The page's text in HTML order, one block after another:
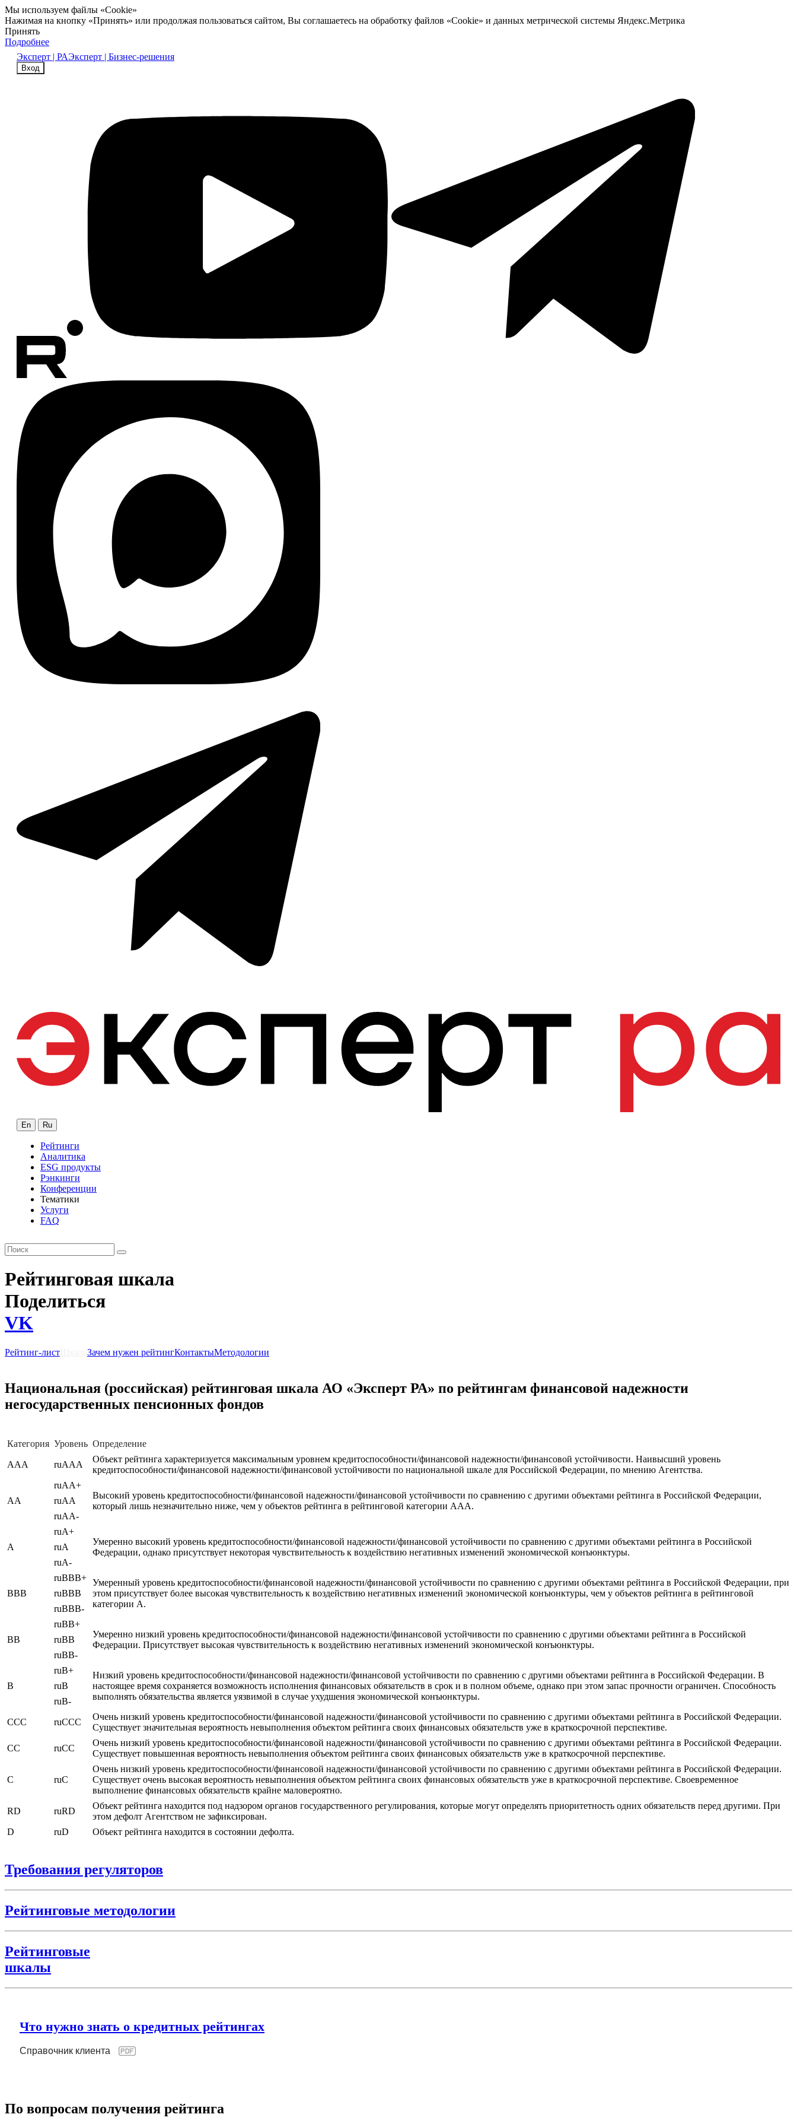
Мы используем файлы «Cookie»
Нажимая на кнопку «Принять» или продолжая пользоваться сайтом, Вы соглашаетесь на обработку файлов «Cookie» и данных метрической системы Яндекс.Метрика
Принять
Подробнее
Эксперт | РАЭксперт | Бизнес-решения
Вход
En Ru
Рейтинги
Аналитика
ESG продукты
Рэнкинги
Конференции
Тематики
Услуги
FAQ
Рейтинговая шкала
Поделиться
VK
Рейтинг-лист Зачем нужен рейтингКонтактыМетодологии
Национальная (российская) рейтинговая шкала АО «Эксперт РА» по рейтингам финансовой надежности
негосударственных пенсионных фондов
Категория Уровень Определение
AAA ruAAA
Объект рейтинга характеризуется максимальным уровнем кредитоспособности/финансовой надежности/финансовой устойчивости. Наивысший уровень
кредитоспособности/финансовой надежности/финансовой устойчивости по национальной шкале для Российской Федерации, по мнению Агентства.
AA
ruAA+
Высокий уровень кредитоспособности/финансовой надежности/финансовой устойчивости по сравнению с другими объектами рейтинга в Российской Федерации,
который лишь незначительно ниже, чем у объектов рейтинга в рейтинговой категории AAA.
ruAA
ruAA-
A
ruA+
Умеренно высокий уровень кредитоспособности/финансовой надежности/финансовой устойчивости по сравнению с другими объектами рейтинга в Российской
Федерации, однако присутствует некоторая чувствительность к воздействию негативных изменений экономической конъюнктуры.
ruA
ruA-
BBB
ruBBB+ Умеренный уровень кредитоспособности/финансовой надежности/финансовой устойчивости по сравнению с другими объектами рейтинга в Российской Федерации, при
этом присутствует более высокая чувствительность к воздействию негативных изменений экономической конъюнктуры, чем у объектов рейтинга в рейтинговой
категории A.
ruBBB
ruBBB-
BB
ruBB+
Умеренно низкий уровень кредитоспособности/финансовой надежности/финансовой устойчивости по сравнению с другими объектами рейтинга в Российской
Федерации. Присутствует высокая чувствительность к воздействию негативных изменений экономической конъюнктуры.
ruBB
ruBB-
B
ruB+
Низкий уровень кредитоспособности/финансовой надежности/финансовой устойчивости по сравнению с другими объектами рейтинга в Российской Федерации. В
настоящее время сохраняется возможность исполнения финансовых обязательств в срок и в полном объеме, однако при этом запас прочности ограничен. Способность
выполнять обязательства является уязвимой в случае ухудшения экономической конъюнктуры.
ruB
ruB-
CCC ruCCC
Очень низкий уровень кредитоспособности/финансовой надежности/финансовой устойчивости по сравнению с другими объектами рейтинга в Российской Федерации.
Существует значительная вероятность невыполнения объектом рейтинга своих финансовых обязательств уже в краткосрочной перспективе.
CC ruCC
Очень низкий уровень кредитоспособности/финансовой надежности/финансовой устойчивости по сравнению с другими объектами рейтинга в Российской Федерации.
Существует повышенная вероятность невыполнения объектом рейтинга своих финансовых обязательств уже в краткосрочной перспективе.
C ruC
Очень низкий уровень кредитоспособности/финансовой надежности/финансовой устойчивости по сравнению с другими объектами рейтинга в Российской Федерации.
Существует очень высокая вероятность невыполнения объектом рейтинга своих финансовых обязательств уже в краткосрочной перспективе. Своевременное
выполнение финансовых обязательств крайне маловероятно.
RD ruRD
Объект рейтинга находится под надзором органов государственного регулирования, которые могут определять приоритетность одних обязательств перед другими. При
этом дефолт Агентством не зафиксирован.
D
ruD Объект рейтинга находится в состоянии дефолта.
Требования регуляторов
Рейтинговые методологии
Рейтинговые
шкалы
Что нужно знать о кредитных рейтингах
Справочник клиента
По вопросам получения рейтинга